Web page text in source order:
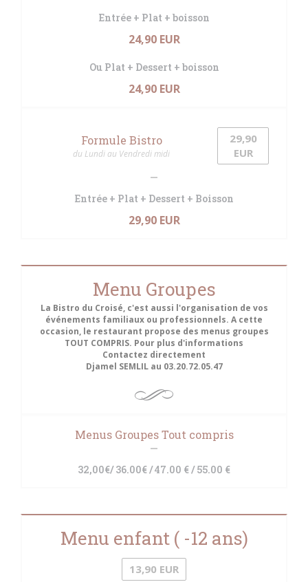
Entrée + Plat + boisson
24,90 EUR
Ou Plat + Dessert + boisson
24,90 EUR
Formule Bistro
du Lundi au Vendredi midi
29,90
EUR
Entrée + Plat + Dessert + Boisson
29,90 EUR
Menu Groupes
La Bistro du Croisé, c'est aussi l'organisation de vos
événements familiaux ou professionnels. A cette
occasion, le restaurant propose des menus groupes
TOUT COMPRIS. Pour plus d'informations
Contactez directement
Djamel SEMLIL au 03.20.72.05.47
Menus Groupes Tout compris
32,00€/ 36.00€ / 47.00 € / 55.00 €
Menu enfant ( -12 ans)
13,90 EUR